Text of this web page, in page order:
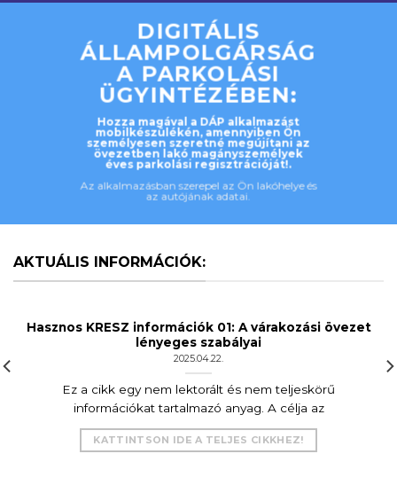
DIGITÁLIS
ÁLLAMPOLGÁRSÁG
A PARKOLÁSI
ÜGYINTÉZÉBEN:
Hozza magával a DÁP alkalmazást
mobilkészülékén, amennyiben Ön
személyesen szeretné megújítani az
övezetben lakó magányszemélyek
éves parkolási regisztrációját!.
Az alkalmazásban szerepel az Ön lakóhelye és
az autójának adatai.
AKTUÁLIS INFORMÁCIÓK:
Hasznos KRESZ információk 01: A várakozási övezet
lényeges szabályai
2025.04.22.
Ez a cikk egy nem lektorált és nem teljeskörű
információkat tartalmazó anyag. A célja az
KATTINTSON IDE A TELJES CIKKHEZ!